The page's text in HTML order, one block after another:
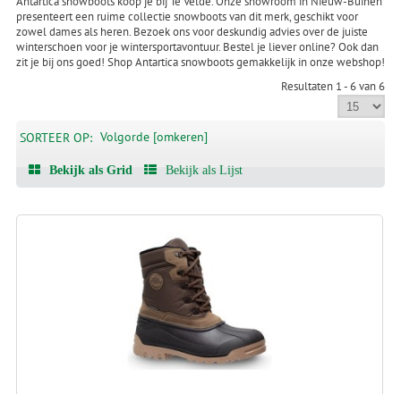
presenteert een ruime collectie snowboots van dit merk, geschikt voor
zowel dames als heren. Bezoek ons voor deskundig advies over de juiste
winterschoen voor je wintersportavontuur. Bestel je liever online? Ook dan
zit je bij ons goed! Shop Antartica snowboots gemakkelijk in onze webshop!
Resultaten 1 - 6 van 6
SORTEER OP: Volgorde [omkeren]
Bekijk als Grid Bekijk als Lijst